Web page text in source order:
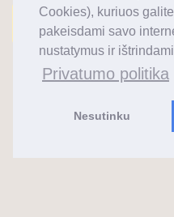
Cookies), kuriuos
pakeisdami savo
nustatymus ir
Privatumo politika
Nesutinku
Komentarai uždaryti.